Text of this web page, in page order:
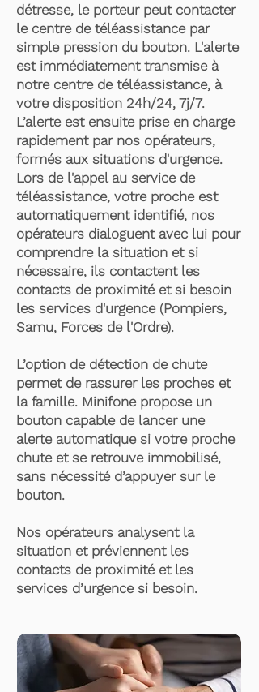
détresse, le porteur peut contacter
le centre de téléassistance par
simple pression du bouton. L'alerte
est immédiatement transmise à
notre centre de téléassistance, à
votre disposition 24h/24, 7j/7.
L’alerte est ensuite prise en charge
rapidement par nos opérateurs,
formés aux situations d'urgence.
Lors de l'appel au service de
téléassistance, votre proche est
automatiquement identifié, nos
opérateurs dialoguent avec lui pour
comprendre la situation et si
nécessaire, ils contactent les
contacts de proximité et si besoin
les services d'urgence (Pompiers,
Samu, Forces de l'Ordre).
L’option de détection de chute
permet de rassurer les proches et
la famille. Minifone propose un
bouton capable de lancer une
alerte automatique si votre proche
chute et se retrouve immobilisé,
sans nécessité d’appuyer sur le
bouton.
Nos opérateurs analysent la
situation et préviennent les
contacts de proximité et les
services d’urgence si besoin.